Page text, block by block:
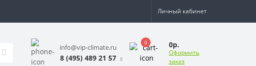
Личный кабинет
info@vip-climate.ru
8 (495) 489 21 57
0 0р.
Оформить
заказ